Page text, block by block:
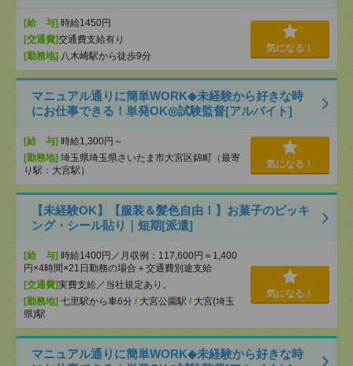
[給 与] 時給1450円
[交通費]交通費支給有り
[勤務地] 八木崎駅から徒歩9分
気になる！
マニュアル通りに簡単WORK◆未経験から好きな時
にお仕事できる！単発OK◎試験監督[アルバイト]
[給 与] 時給1,300円～
[勤務地] 埼玉県埼玉県さいたま市大宮区錦町（最寄
り駅：大宮駅）
気になる！
【未経験OK】【服装＆髪色自由！】お菓子のピッキ
ング・シール貼り｜短期[派遣]
[給 与] 時給1400円／月収例：117,600円＝1,400
円×4時間×21日勤務の場合＋交通費別途支給
[交通費]実費支給／当社規定あり。
[勤務地] 七里駅から車6分 / 大宮公園駅 / 大宮(埼玉
県)駅
気になる！
マニュアル通りに簡単WORK◆未経験から好きな時